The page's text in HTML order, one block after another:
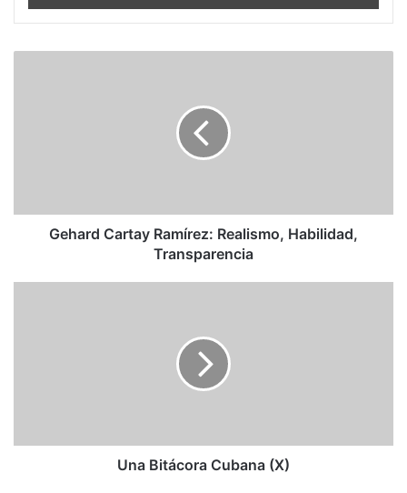
Gehard Cartay Ramírez: Realismo, Habilidad,
Transparencia
Una Bitácora Cubana (X)